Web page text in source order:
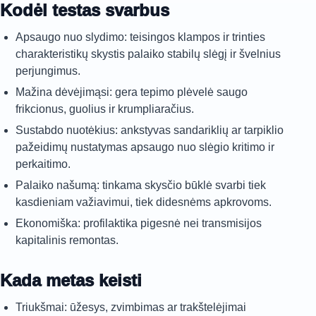
Kodėl testas svarbus
Apsaugo nuo slydimo: teisingos klampos ir trinties
charakteristikų skystis palaiko stabilų slėgį ir švelnius
perjungimus.
Mažina dėvėjimąsi: gera tepimo plėvelė saugo
frikcionus, guolius ir krumpliaračius.
Sustabdo nuotėkius: ankstyvas sandariklių ar tarpiklio
pažeidimų nustatymas apsaugo nuo slėgio kritimo ir
perkaitimo.
Palaiko našumą: tinkama skysčio būklė svarbi tiek
kasdieniam važiavimui, tiek didesnėms apkrovoms.
Ekonomiška: profilaktika pigesnė nei transmisijos
kapitalinis remontas.
Kada metas keisti
Triukšmai: ūžesys, zvimbimas ar trakštelėjimai